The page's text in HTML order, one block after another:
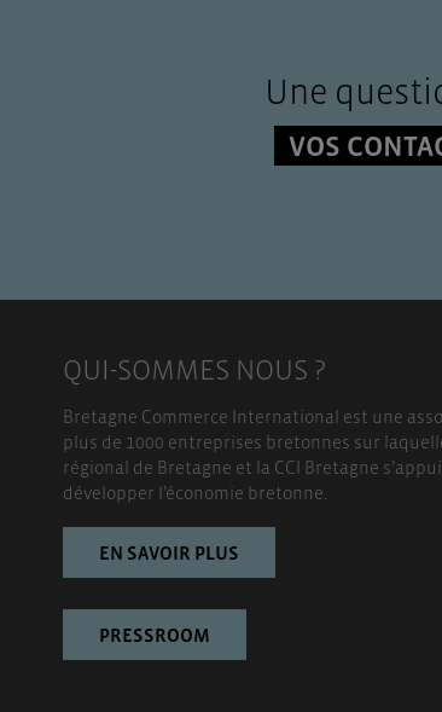
Une
VOS
QUI-SOMMES NOUS ?
Bretagne Commerce International est une
plus de 1000 entreprises bretonnes sur
régional de Bretagne et la CCI Bretagne
développer l’économie bretonne.
EN SAVOIR PLUS
PRESSROOM